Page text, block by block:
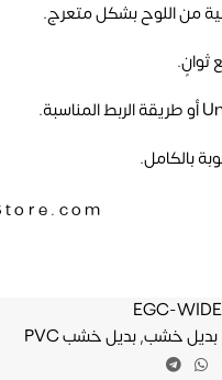
من اللوح بشكل متعرج.
ثوانٍ.
بالكامل.
EGC-
بديل خشب,بديل خشب PVC